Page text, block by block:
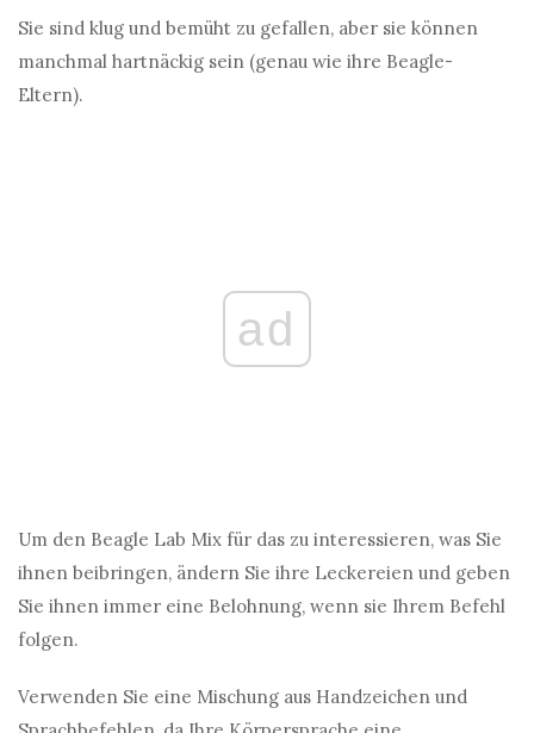
Sie sind klug und bemüht zu gefallen, aber sie können
manchmal hartnäckig sein (genau wie ihre Beagle-
Eltern).
ad
Um den Beagle Lab Mix für das zu interessieren, was Sie
ihnen beibringen, ändern Sie ihre Leckereien und geben
Sie ihnen immer eine Belohnung, wenn sie Ihrem Befehl
folgen.
Verwenden Sie eine Mischung aus Handzeichen und